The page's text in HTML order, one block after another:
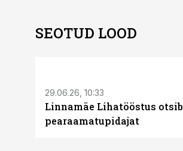
SEOTUD LOOD
29.06.26, 10:33
Linnamäe Lihatööstus otsib
pearaamatupidajat